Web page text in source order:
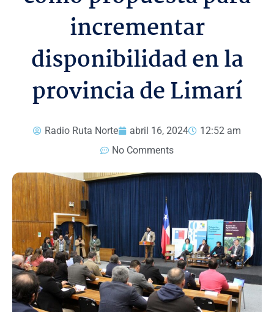
incrementar
disponibilidad en la
provincia de Limarí
Radio Ruta Norte abril 16, 2024
12:52 am
No Comments